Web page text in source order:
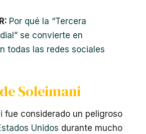
Por qué la “Tercera
se convierte en
todas las redes sociales
Soleimani
fue considerado un peligroso
Unidos durante mucho